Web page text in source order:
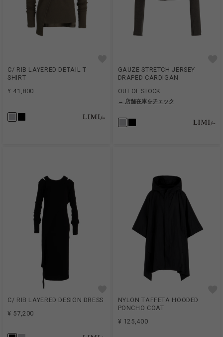
C/ RIB LAYERED DETAIL T
SHIRT
¥ 41,800
GAUZE STRETCH JERSEY
DRAPED CARDIGAN
OUT OF STOCK
→ 店舗在庫をチェック
C/ RIB LAYERED DESIGN DRESS
¥ 57,200
NYLON TAFFETA HOODED
PONCHO COAT
¥ 125,400